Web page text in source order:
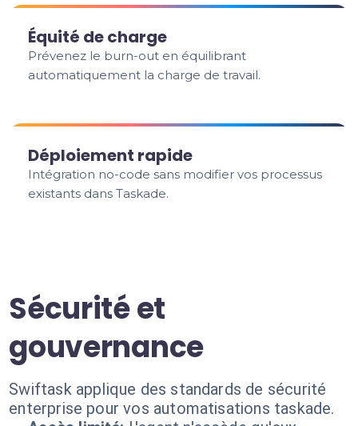
Équité de charge
Prévenez le burn-out en équilibrant
automatiquement la charge de travail.
Déploiement rapide
Intégration no-code sans modifier vos processus
existants dans Taskade.
Sécurité et
gouvernance
Swiftask applique des standards de sécurité
enterprise pour vos automatisations taskade.